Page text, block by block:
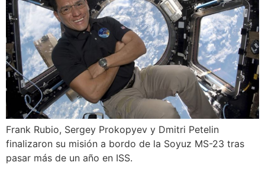
Frank Rubio, Sergey Prokopyev y Dmitri Petelin
finalizaron su misión a bordo de la Soyuz MS-23 tras
pasar más de un año en ISS.